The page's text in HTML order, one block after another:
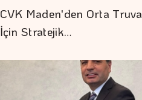
CVK Maden'den Orta Truva
İçin Stratejik…